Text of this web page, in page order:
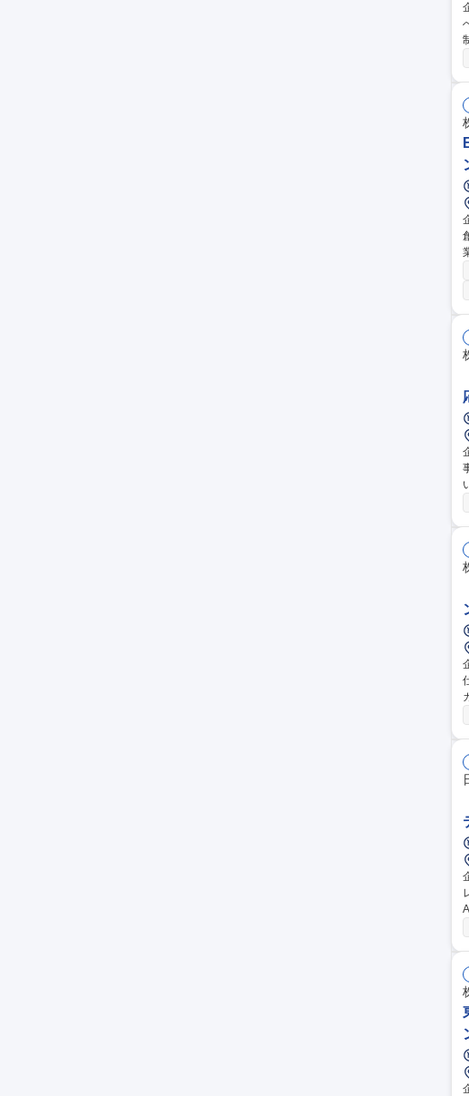
企
へ 仕事の内容 電子書籍などのコンテ
の
企
創造 仕事の内容 当社の
企
企
レ